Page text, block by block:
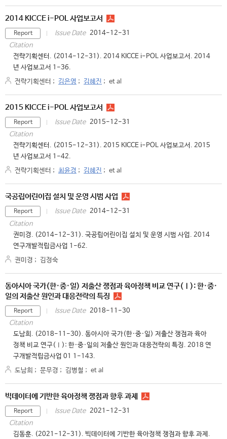
2014 KICCE i-POL 사업보고서
Report Issue Date 2014-12-31
Citation
전략기획센터. (2014-12-31). 2014 KICCE i-POL 사업보고서. 2014
년 사업보고서 1-36.
전략기획센터 ; 김은영 ; 김혜진 ; et al
2015 KICCE i-POL 사업보고서
Report Issue Date 2015-12-31
Citation
전략기획센터. (2015-12-31). 2015 KICCE i-POL 사업보고서. 2015
년 사업보고서 1-42.
전략기획센터 ; 최윤경 ; 김혜진 ; et al
국공립어린이집 설치 및 운영 시범 사업
Report Issue Date 2014-12-31
Citation
권미경. (2014-12-31). 국공립어린이집 설치 및 운영 시범 사업. 2014
연구개발적립금사업 1-62.
권미경 ; 김정숙
동아시아 국가(한·중·일) 저출산 쟁점과 육아정책 비교 연구(Ⅰ): 한·중·
일의 저출산 원인과 대응전략의 특징
Report Issue Date 2018-11-30
Citation
도남희. (2018-11-30). 동아시아 국가(한·중·일) 저출산 쟁점과 육아
정책 비교 연구(Ⅰ): 한·중·일의 저출산 원인과 대응전략의 특징. 2018 연
구개발적립금사업 01 1-143.
도남희 ; 문무경 ; 김병철 ; et al
빅데이터에 기반한 육아정책 쟁점과 향후 과제
Report Issue Date 2021-12-31
Citation
김동훈. (2021-12-31). 빅데이터에 기반한 육아정책 쟁점과 향후 과제.